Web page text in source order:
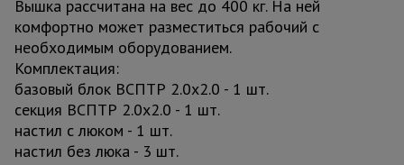
Вышка рассчитана на вес до 400 кг. На ней
комфортно может разместиться рабочий с
необходимым оборудованием.
Комплектация:
базовый блок ВСПТР 2.0х2.0 - 1 шт.
секция ВСПТР 2.0х2.0 - 1 шт.
настил с люком - 1 шт.
настил без люка - 3 шт.